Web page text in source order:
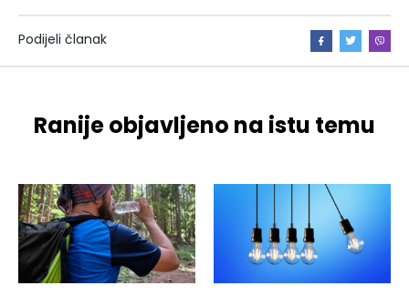
Podijeli članak
Ranije objavljeno na istu temu